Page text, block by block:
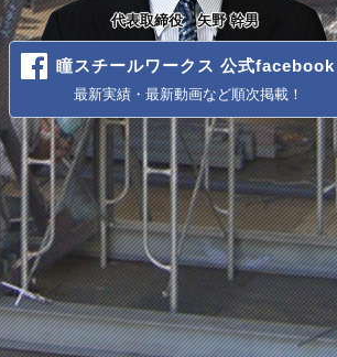
代表取締役 矢野 幹男
瞳スチールワークス 公式facebook
最新実績・最新動画など順次掲載！